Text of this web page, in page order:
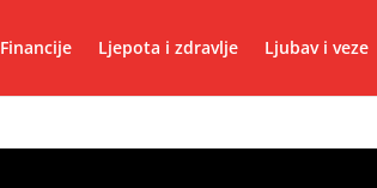
Financije Ljepota i zdravlje Ljubav i veze